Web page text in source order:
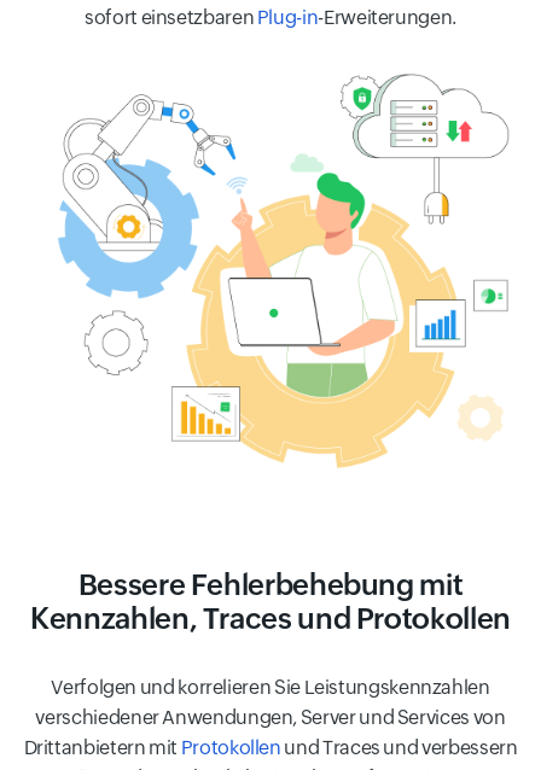
sofort einsetzbaren Plug-in-Erweiterungen.
Bessere Fehlerbehebung mit
Kennzahlen, Traces und Protokollen
Verfolgen und korrelieren Sie Leistungskennzahlen
verschiedener Anwendungen, Server und Services von
Drittanbietern mit Protokollen und Traces und verbessern